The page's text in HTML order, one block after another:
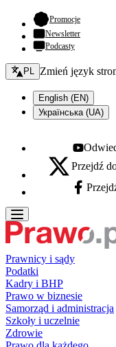
Promocje- otwiera
Newsletter
Podcasty
Zmień język - bieżący:
PL Zmień język
English (EN)
Українська (UA)
Youtube -
X - otwiera się w
Przejdź
Facebook -
Prawnicy i sądy
Podatki
Kadry i BHP
Prawo w biznesie
Samorząd i administracja
Szkoły i uczelnie
Zdrowie